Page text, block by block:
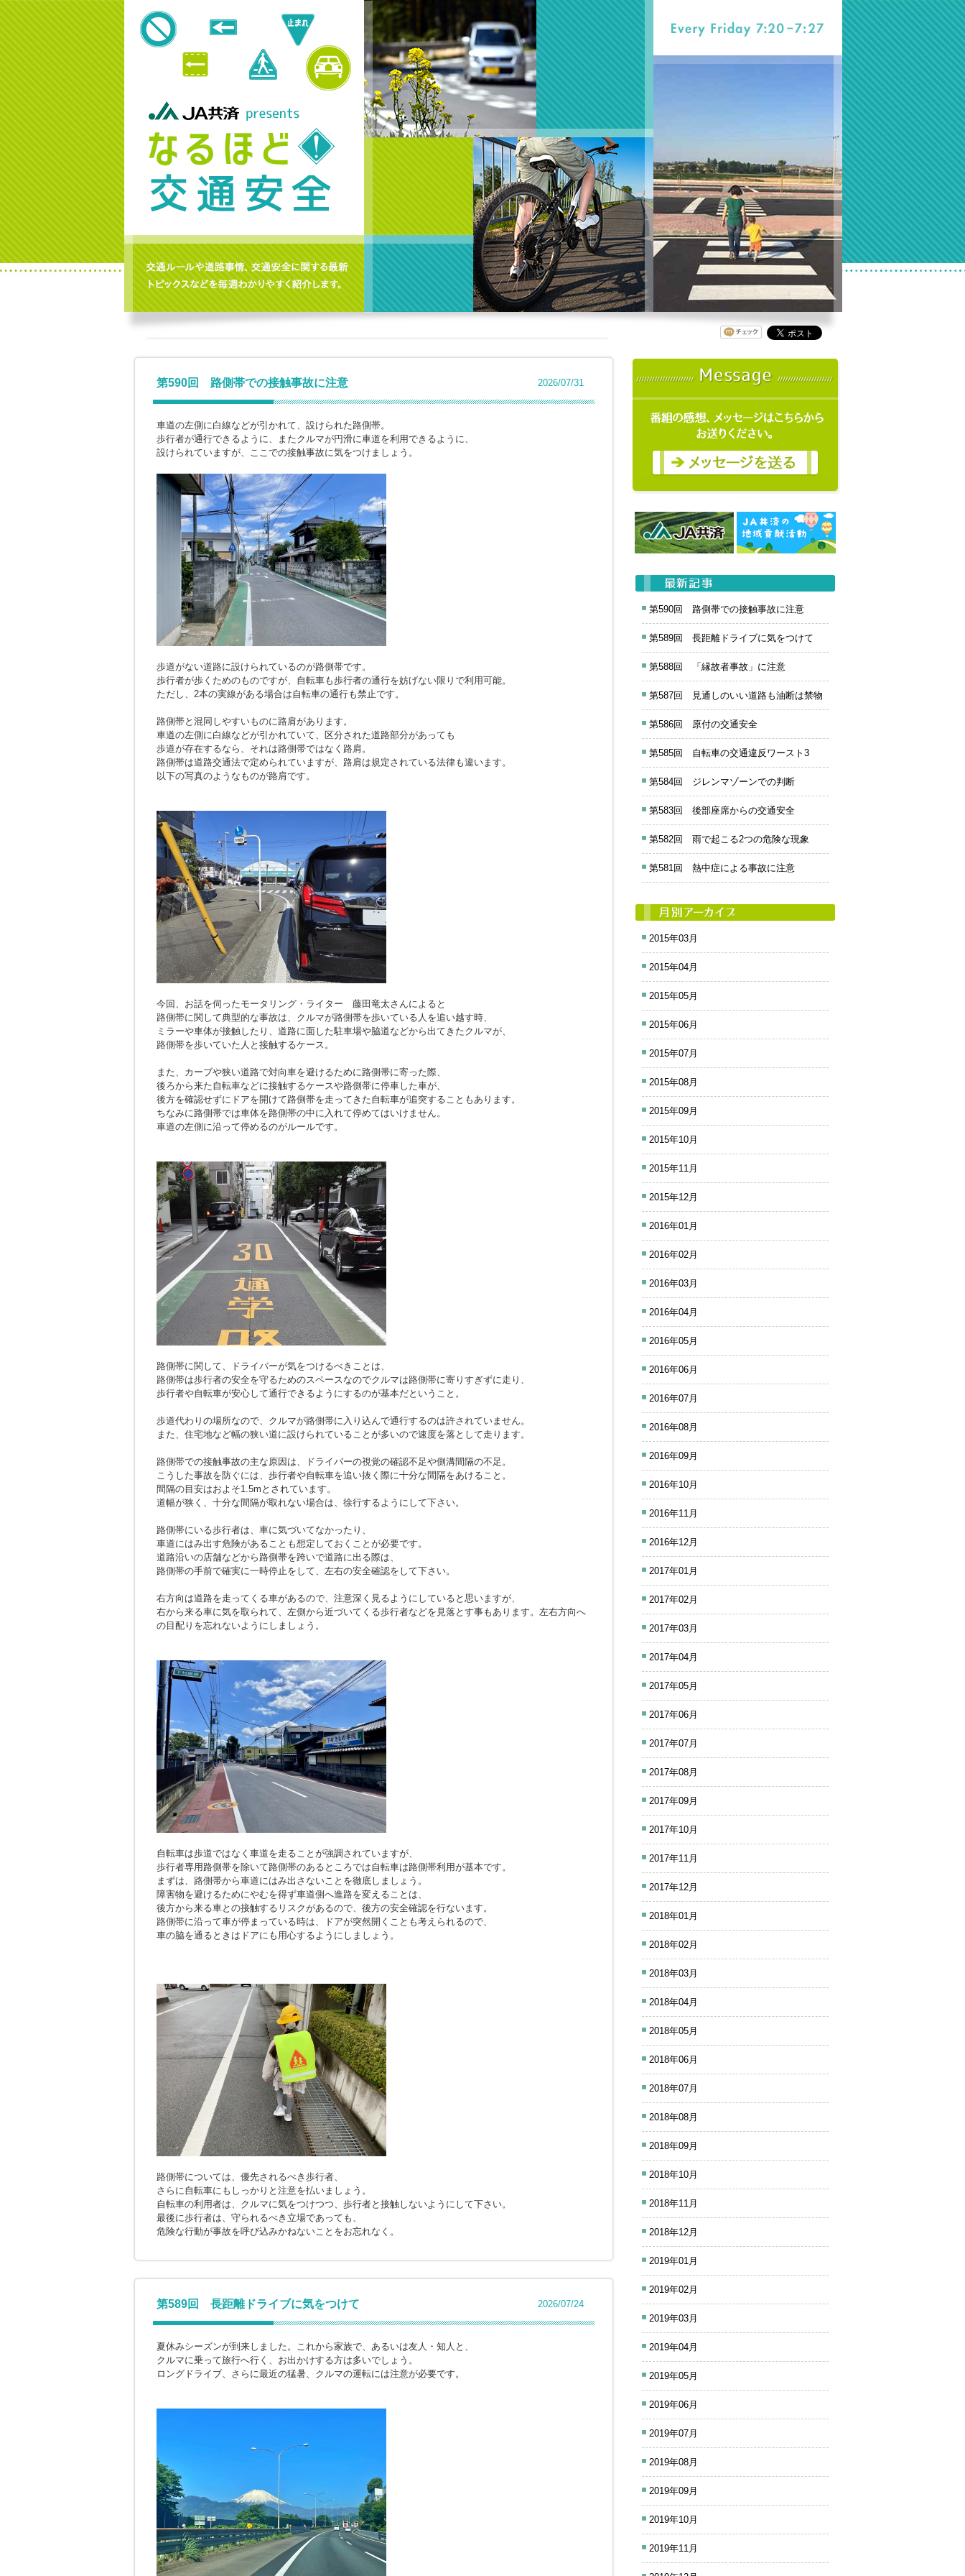
第590回 路側帯での接触事故に注意 2026/07/31
車道の左側に白線などが引かれて、設けられた路側帯。
歩行者が通行できるように、またクルマが円滑に車道を利用できるように、
設けられていますが、ここでの接触事故に気をつけましょう。
歩道がない道路に設けられているのが路側帯です。
歩行者が歩くためのものですが、自転車も歩行者の通行を妨げない限りで利用可能。
ただし、2本の実線がある場合は自転車の通行も禁止です。
路側帯と混同しやすいものに路肩があります。
車道の左側に白線などが引かれていて、区分された道路部分があっても
歩道が存在するなら、それは路側帯ではなく路肩。
路側帯は道路交通法で定められていますが、路肩は規定されている法律も違います。
以下の写真のようなものが路肩です。
今回、お話を伺ったモータリング・ライター 藤田竜太さんによると
路側帯に関して典型的な事故は、クルマが路側帯を歩いている人を追い越す時、
ミラーや車体が接触したり、道路に面した駐車場や脇道などから出てきたクルマが、
路側帯を歩いていた人と接触するケース。
また、カーブや狭い道路で対向車を避けるために路側帯に寄った際、
後ろから来た自転車などに接触するケースや路側帯に停車した車が、
後方を確認せずにドアを開けて路側帯を走ってきた自転車が追突することもあります。
ちなみに路側帯では車体を路側帯の中に入れて停めてはいけません。
車道の左側に沿って停めるのがルールです。
路側帯に関して、ドライバーが気をつけるべきことは、
路側帯は歩行者の安全を守るためのスペースなのでクルマは路側帯に寄りすぎずに走り、
歩行者や自転車が安心して通行できるようにするのが基本だということ。
歩道代わりの場所なので、クルマが路側帯に入り込んで通行するのは許されていません。
また、住宅地など幅の狭い道に設けられていることが多いので速度を落として走ります。
路側帯での接触事故の主な原因は、ドライバーの視覚の確認不足や側溝間隔の不足。
こうした事故を防ぐには、歩行者や自転車を追い抜く際に十分な間隔をあけること。
間隔の目安はおよそ1.5mとされています。
道幅が狭く、十分な間隔が取れない場合は、徐行するようにして下さい。
路側帯にいる歩行者は、車に気づいてなかったり、
車道にはみ出す危険があることも想定しておくことが必要です。
道路沿いの店舗などから路側帯を跨いで道路に出る際は、
路側帯の手前で確実に一時停止をして、左右の安全確認をして下さい。
右方向は道路を走ってくる車があるので、注意深く見るようにしていると思いますが、
右から来る車に気を取られて、左側から近づいてくる歩行者などを見落とす事もあります。左右方向へ
の目配りを忘れないようにしましょう。
自転車は歩道ではなく車道を走ることが強調されていますが、
歩行者専用路側帯を除いて路側帯のあるところでは自転車は路側帯利用が基本です。
まずは、路側帯から車道にはみ出さないことを徹底しましょう。
障害物を避けるためにやむを得ず車道側へ進路を変えることは、
後方から来る車との接触するリスクがあるので、後方の安全確認を行ないます。
路側帯に沿って車が停まっている時は、ドアが突然開くことも考えられるので、
車の脇を通るときはドアにも用心するようにしましょう。
路側帯については、優先されるべき歩行者、
さらに自転車にもしっかりと注意を払いましょう。
自転車の利用者は、クルマに気をつけつつ、歩行者と接触しないようにして下さい。
最後に歩行者は、守られるべき立場であっても、
危険な行動が事故を呼び込みかねないことをお忘れなく。
第589回 長距離ドライブに気をつけて 2026/07/24
夏休みシーズンが到来しました。これから家族で、あるいは友人・知人と、
クルマに乗って旅行へ行く、お出かけする方は多いでしょう。
ロングドライブ、さらに最近の猛暑、クルマの運転には注意が必要です。
第590回 路側帯での接触事故に注意
第589回 長距離ドライブに気をつけて
第588回 「縁故者事故」に注意
第587回 見通しのいい道路も油断は禁物
第586回 原付の交通安全
第585回 自転車の交通違反ワースト3
第584回 ジレンマゾーンでの判断
第583回 後部座席からの交通安全
第582回 雨で起こる2つの危険な現象
第581回 熱中症による事故に注意
2015年03月
2015年04月
2015年05月
2015年06月
2015年07月
2015年08月
2015年09月
2015年10月
2015年11月
2015年12月
2016年01月
2016年02月
2016年03月
2016年04月
2016年05月
2016年06月
2016年07月
2016年08月
2016年09月
2016年10月
2016年11月
2016年12月
2017年01月
2017年02月
2017年03月
2017年04月
2017年05月
2017年06月
2017年07月
2017年08月
2017年09月
2017年10月
2017年11月
2017年12月
2018年01月
2018年02月
2018年03月
2018年04月
2018年05月
2018年06月
2018年07月
2018年08月
2018年09月
2018年10月
2018年11月
2018年12月
2019年01月
2019年02月
2019年03月
2019年04月
2019年05月
2019年06月
2019年07月
2019年08月
2019年09月
2019年10月
2019年11月